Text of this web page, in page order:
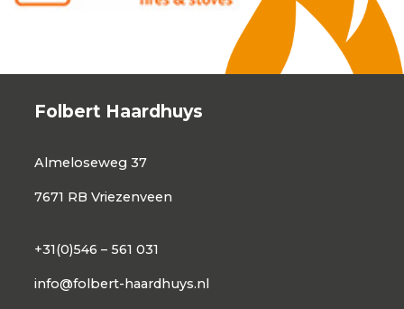
Folbert Haardhuys
Almeloseweg 37
7671 RB Vriezenveen
+31(0)546 – 561 031
info@folbert-haardhuys.nl